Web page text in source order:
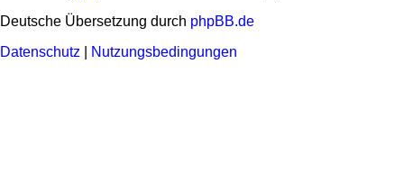
Deutsche Übersetzung durch phpBB.de
Datenschutz
Nutzungsbedingungen